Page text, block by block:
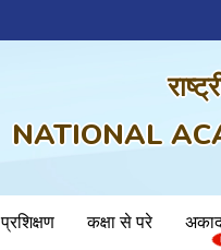
NATIONAL
प्रशिक्षण कक्षा से परे